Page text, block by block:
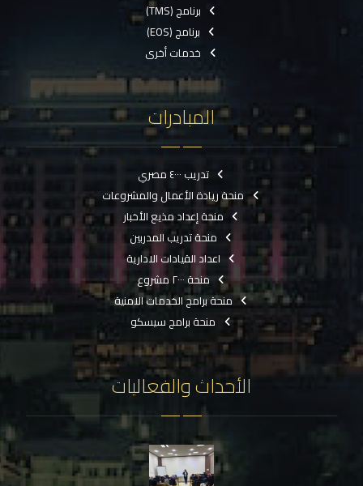
برنامج (TMS)
برنامج (EOS)
خدمات أخرى
المبادرات
تدريب ٤٠٠٠ مصري
منحة ريادة الأعمال والمشروعات
منحة إعداد مذيع الأخبار
منحة تدريب المدربين
اعداد القيادات الادارية
منحة ٢٠٠٠ مشروع
منحة برامج الخدمات الامنية
منحة برامج سيسكو
الأحداث والفعاليات